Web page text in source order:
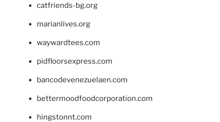
catfriends-bg.org
marianlives.org
waywardtees.com
pidfloorsexpress.com
bancodevenezuelaen.com
bettermoodfoodcorporation.com
hingstonnt.com